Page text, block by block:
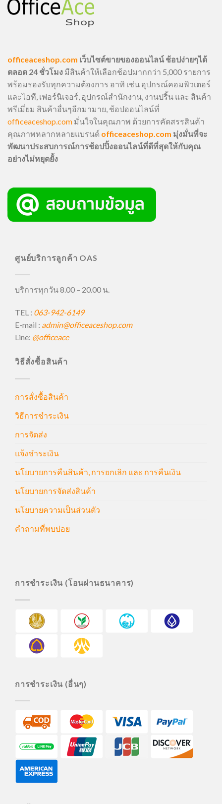
officeaceshop.com เว็บไซต์ขายของออนไลน์ ช้อปง่ายๆได้
ตลอด 24 ชั่วโมง มีสินค้าให้เลือกช้อปมากกว่า 5,000 รายการ
พร้อมรองรับทุกความต้องการ อาทิ เช่น อุปกรณ์คอมพิวเตอร์
และไอที, เฟอร์นิเจอร์, อุปกรณ์สำนักงาน, งานปริ้น และ สินค้า
พรีเมี่ยม สินค้าอื่นๆอีกมามาย, ช้อปออนไลน์ที่
officeaceshop.com มั่นใจในคุณภาพ ด้วยการคัดสรรสินค้า
คุณภาพหลากหลายแบรนด์ officeaceshop.com มุ่งมั่นที่จะ
พัฒนาประสบการณ์การช้อปปิ้งออนไลน์ที่ดีที่สุดให้กับคุณ
อย่างไม่หยุดยั้ง
ศูนย์บริการลูกค้า OAS
บริการทุกวัน 8.00 – 20.00 น.
TEL : 063-942-6149
E-mail : admin@officeaceshop.com
Line: @officeace
วิธีสั่งซื้อสินค้า
การสั่งซื้อสินค้า
วิธีการชำระเงิน
การจัดส่ง
แจ้งชำระเงิน
นโยบายการคืนสินค้า, การยกเลิก และ การคืนเงิน
นโยบายการจัดส่งสินค้า
นโยบายความเป็นส่วนตัว
คำถามที่พบบ่อย
การชำระเงิน (โอนผ่านธนาคาร)
การชำระเงิน (อื่นๆ)